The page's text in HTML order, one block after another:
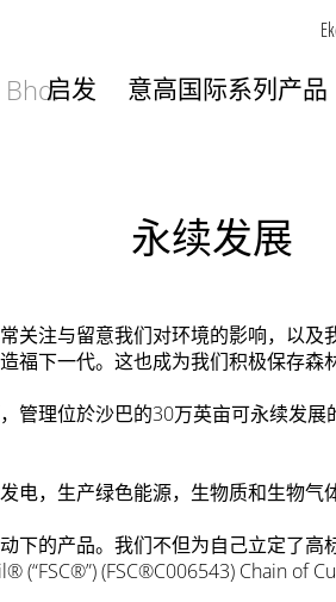
启发 意高国际系列产品
永续发展
关注与留意我们对环境的影响，以
福下一代。这也成为我们积极保存森
管理位於沙巴的30万英亩可永续发
电，生产绿色能源，生物质和生物气
下的产品。我们不但为自己立定了
(FSC®C006543) Chain of